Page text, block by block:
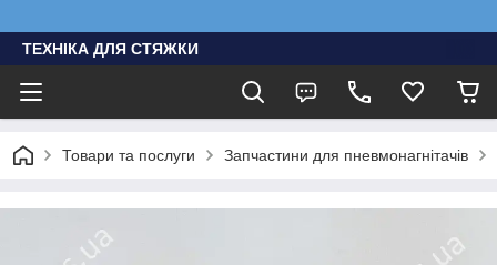
ТЕХНІКА ДЛЯ СТЯЖКИ
Товари та послуги Запчастини для пневмонагнітачів